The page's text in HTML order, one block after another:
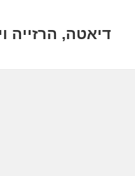
דיאטה, הרזייה